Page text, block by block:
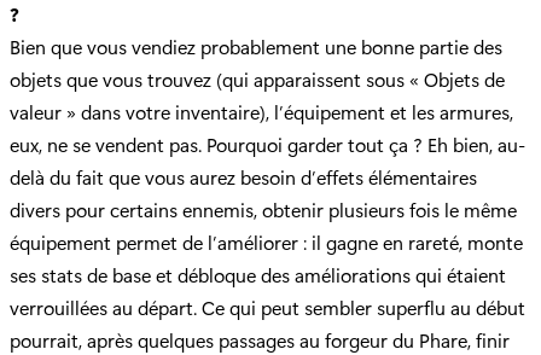
?
Bien que vous vendiez probablement une bonne partie des
objets que vous trouvez (qui apparaissent sous « Objets de
valeur » dans votre inventaire), l’équipement et les armures,
eux, ne se vendent pas. Pourquoi garder tout ça ? Eh bien, au-
delà du fait que vous aurez besoin d’effets élémentaires
divers pour certains ennemis, obtenir plusieurs fois le même
équipement permet de l’améliorer : il gagne en rareté, monte
ses stats de base et débloque des améliorations qui étaient
verrouillées au départ. Ce qui peut sembler superflu au début
pourrait, après quelques passages au forgeur du Phare, finir